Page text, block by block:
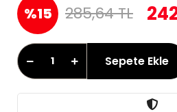
%15 285,64 TL
Sepete Ekle